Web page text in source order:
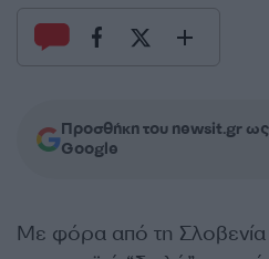
Προσθήκη του newsit.gr ως
Google
Με φόρα από τη Σλοβενία